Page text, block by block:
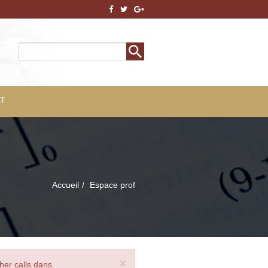
Formulaire de
recherche
Accueil Espace prof
×
calls dans